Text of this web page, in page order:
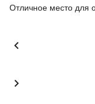
Отличное место для

